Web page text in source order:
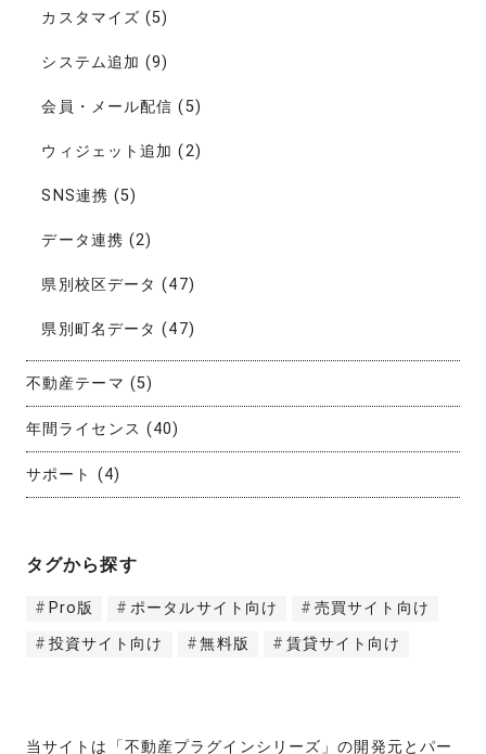
カスタマイズ (5)
システム追加 (9)
会員・メール配信 (5)
ウィジェット追加 (2)
SNS連携 (5)
データ連携 (2)
県別校区データ (47)
県別町名データ (47)
不動産テーマ (5)
年間ライセンス (40)
サポート (4)
タグから探す
Pro版 ポータルサイト向け
売買サイト向け
投資サイト向け
無料版 賃貸サイト向け
当サイトは「不動産プラグインシリーズ」の開発元とパー